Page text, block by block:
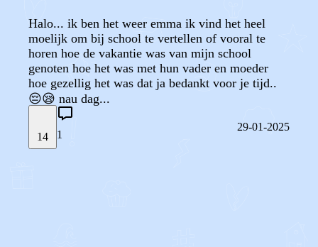
Halo... ik ben het weer emma ik vind het heel
moelijk om bij school te vertellen of vooral te
horen hoe de vakantie was van mijn school
genoten hoe het was met hun vader en moeder
hoe gezellig het was dat ja bedankt voor je tijd..
😔😪 nau dag...
14 1
29-01-2025